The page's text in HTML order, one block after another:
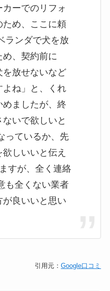
ーでのリフォ
ため、ここに頼
ランダで犬を放
め、契約前に
を放せないなど
よね」と、くれ
めましたが、終
いで欲しいと
っているか、先
しいいと伝え
すが、全く連絡
も全くない業者
良いいと思い
引用元：Google口コミ